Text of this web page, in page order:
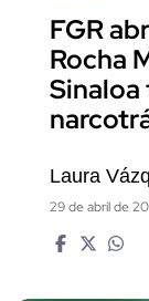
FGR
Rocha
Sinaloa
Laura
29 de abril de